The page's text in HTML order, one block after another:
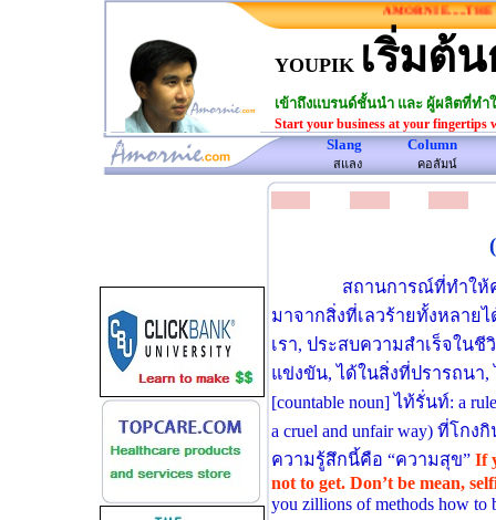
AMORNIE.....THE
YOUPIK เริ่มต้
เข้าถึงแบรนด์ชั้นนำ และ ผู้ผลิตที่ท
Start your business at your fingertips
www.amornie.com> Slang Column
สแลง คอลัมน์
สถานการณ์ที่ทําให้
มาจากสิ่งที่เลวร้ายทั้งหลาย
เรา, ประสบความสําเร็จใน
แข่งขัน, ได้ในสิ่งที่ปรารถนา,
[countable noun] ไท้รั่นท์: a
a cruel and unfair way) ที่โ
ความรู้สึกนี้คือ “ความสุข” If
not to get. Don’t be mean,
you zillions of methods how to